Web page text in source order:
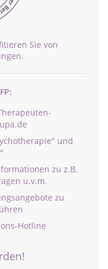
Sie von
und
zu z.B.
u.v.m.
zu
Hotline